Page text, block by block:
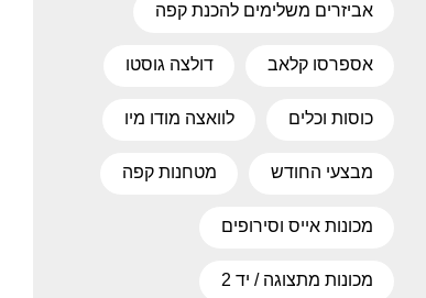
אביזרים משלימים להכנת קפה
אספרסו קלאב דולצה גוסטו
כוסות וכלים לוואצה מודו מיו
מבצעי החודש מטחנות קפה
מכונות אייס וסירופים
מכונות מתצוגה / יד 2